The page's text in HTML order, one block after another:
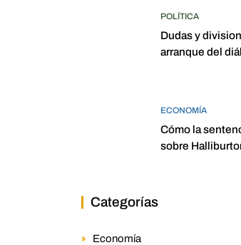
POLÍTICA
Dudas y
arranque del
ECONOMÍA
Cómo la
sobre
Categorías
Economía